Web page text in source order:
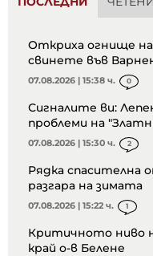
Откриха огнище на
свинете във
07.08.2026 | 15:38 ч. 0
Сигналите ви:
проблеми на
07.08.2026 | 15:30 ч. 2
Рядка спасителна
разгара на зимата
07.08.2026 | 15:22 ч. 1
Критичното ниво
край о-в Белене